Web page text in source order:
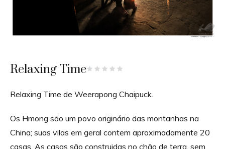
Relaxing Time
Relaxing Time de Weerapong Chaipuck.
Os Hmong são um povo originário das montanhas na
China; suas vilas em geral contem aproximadamente 20
casas. As casas são construidas no chão de terra, sem